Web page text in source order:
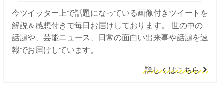
今ツイッター上で話題になっている画像付きツイートを
解説＆感想付きで毎日お届けしております。 世の中の
話題や、芸能ニュース、日常の面白い出来事や話題を速
報でお届けしています。
詳しくはこちら